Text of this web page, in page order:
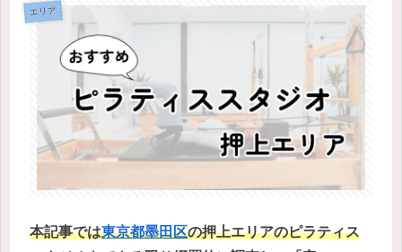
エリア
本記事では東京都墨田区の押上エリアのピラティス